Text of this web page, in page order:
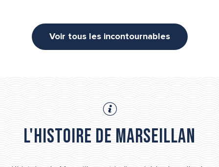
Voir tous les incontournables
L'histoire de Marseillan